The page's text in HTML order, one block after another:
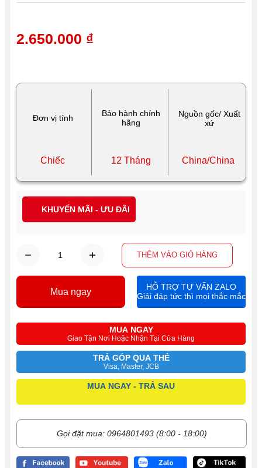
Đơn vị tính
Bảo hành chính
hãng
Nguồn gốc/ Xuất
xứ
Chiếc 12 Tháng China/China
THÊM VÀO GIỎ HÀNG
MUA NGAY
Giao Tận Nơi Hoặc Nhận Tại Cửa Hàng
TRẢ GÓP QUA THẺ
Visa, Master, JCB
MUA NGAY - TRẢ SAU
Gọi đặt mua: 0964801493 (8:00 - 18:00)
2.650.000 ₫
Mua ngay
HỖ TRỢ TƯ VẤN ZALO
Giải đáp tức thì mọi thắc mắc
KHUYẾN MÃI - ƯU ĐÃI